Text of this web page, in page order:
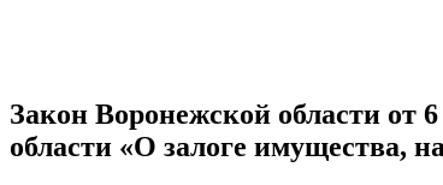
Закон Воронежской области от
области «О залоге имущества,